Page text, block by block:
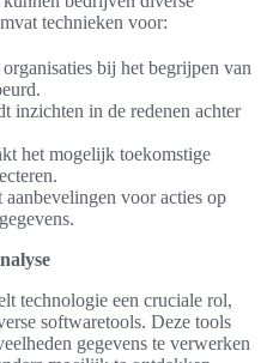
technieken voor:
bij het begrijpen van
inzichten in de redenen achter
het mogelijk toekomstige
aanbevelingen voor acties op
technologie een cruciale rol,
softwaretools. Deze tools
gegevens te verwerken